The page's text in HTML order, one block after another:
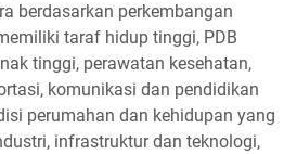
berdasarkan perkembangan
taraf hidup tinggi, PDB
tinggi, perawatan kesehatan,
komunikasi dan pendidikan
perumahan dan kehidupan yang
infrastruktur dan teknologi,